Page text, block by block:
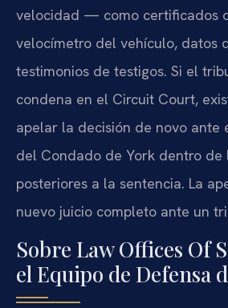
velocidad — como certificados
velocímetro del vehículo, datos
testimonios de testigos. Si el
condena en el Circuit Court,
apelar la decisión de novo ante
del Condado de York dentro de
posteriores a la sentencia. La
nuevo juicio completo ante un
Sobre Law Offices Of
el Equipo de Defensa